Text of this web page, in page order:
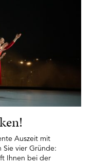
Auszeit mit
Sie vier Gründe:
Ihnen bei der